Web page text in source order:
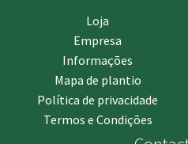
Loja
Empresa
Informações
Mapa de plantio
Política de privacidade
Termos e Condições